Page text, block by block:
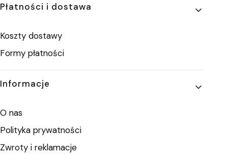
Płatności i dostawa
Koszty dostawy
Formy płatności
Informacje
O nas
Polityka prywatności
Zwroty i reklamacje